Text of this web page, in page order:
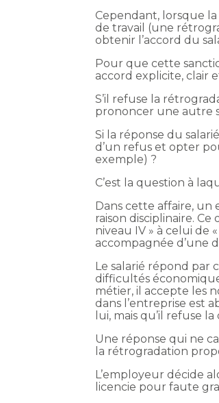
Cependant, lorsque
de travail (une
obtenir l’accord du
Pour que cette
accord explicite, clair
S’il refuse la
prononcer une autre
Si la réponse du
d’un refus et opter
exemple) ?
C’est la question à
Dans cette affaire,
raison disciplinaire.
niveau IV » à celui de
accompagnée d’une
Le salarié répond par
difficultés
métier, il accepte les
dans l’entreprise est
lui, mais qu’il refuse
Une réponse qui ne
la rétrogradation
L’employeur décide
licencie pour faute